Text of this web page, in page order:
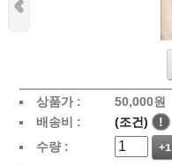
상품가 : 50,000원
배송비 :
(조건) !
수량 :
+1